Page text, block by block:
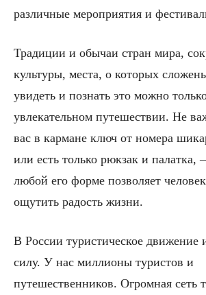
различные мероприятия и
Традиции и обычаи стран мира,
культуры, места, о которых
уви­деть и познать это можно
увлекательном пу­тешествии. Не
вас в кармане ключ от номера
или есть только рюкзак и палатка,
любой его форме позволяет
ощутить радость жизни.
В России туристическое движение
силу. У нас миллионы туристов и
путешественников. Огромная сеть